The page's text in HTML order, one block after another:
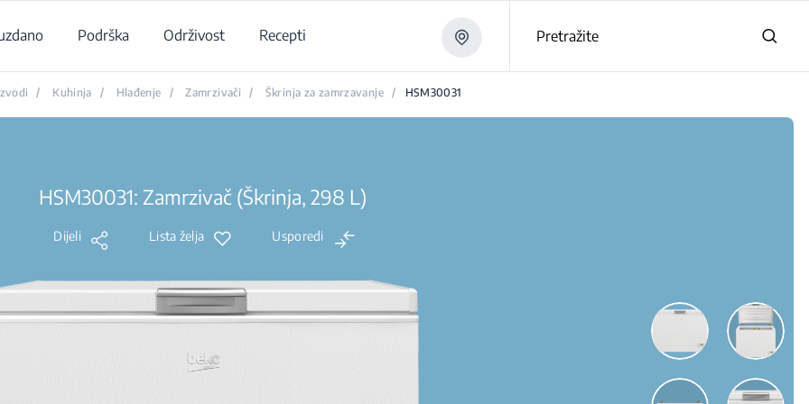
Podrška Održivost Recepti Pretražite
/ Kuhinja / Hlađenje / Zamrzivači / Škrinja za zamrzavanje / HSM30031
HSM30031: Zamrzivač (Škrinja, 298 L)
Dijeli Lista želja Usporedi